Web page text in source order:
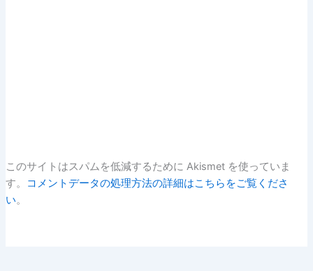
このサイトはスパムを低減するために Akismet を使っていま
す。
コメントデータの処理方法の詳細はこちらをご覧くださ
い。